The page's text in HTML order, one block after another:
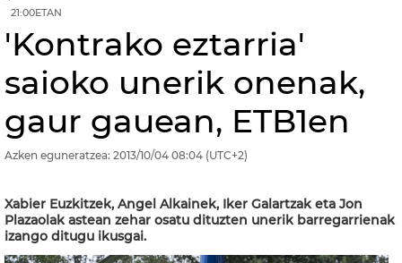
21:00ETAN
'Kontrako eztarria'
saioko unerik onenak,
gaur gauean, ETB1en
Azken eguneratzea: 2013/10/04 08:04 (UTC+2)
Xabier Euzkitzek, Angel Alkainek, Iker Galartzak eta Jon
Plazaolak astean zehar osatu dituzten unerik barregarrienak
izango ditugu ikusgai.